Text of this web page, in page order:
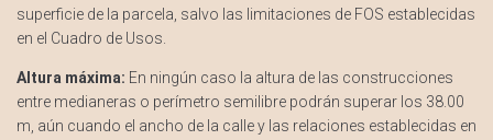
superficie de la parcela, salvo las limitaciones de FOS establecidas
en el Cuadro de Usos.
Altura máxima: En ningún caso la altura de las construcciones
entre medianeras o perímetro semilibre podrán superar los 38.00
m, aún cuando el ancho de la calle y las relaciones establecidas en